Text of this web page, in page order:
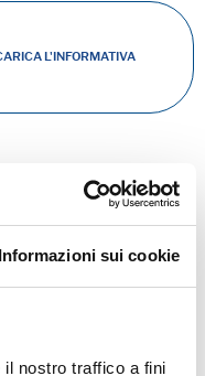
Informazioni sui cookie
nostro traffico a fini
L'INFORMATIVA
utili